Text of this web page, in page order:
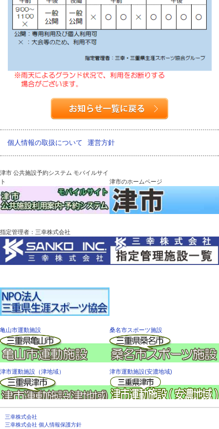
個人情報の取扱について 運営方針
津市 公共施設予約システム モバイルサイ
ト
津市のホームページ
指定管理者：三幸株式会社